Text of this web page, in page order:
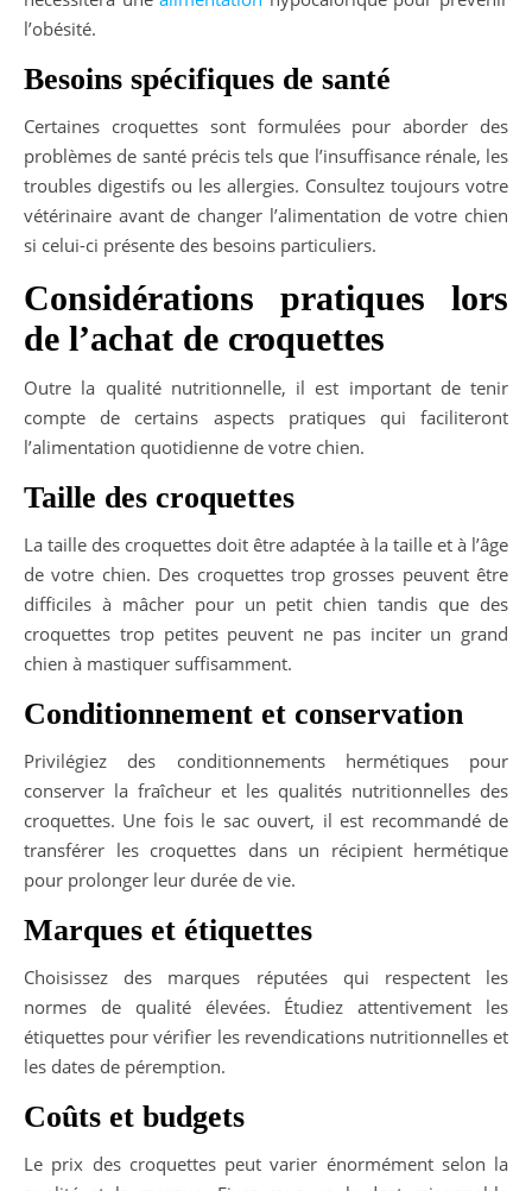
l’obésité.
Besoins spécifiques de santé
Certaines croquettes sont formulées pour aborder des
problèmes de santé précis tels que l’insuffisance rénale, les
troubles digestifs ou les allergies. Consultez toujours votre
vétérinaire avant de changer l’alimentation de votre chien
si celui-ci présente des besoins particuliers.
Considérations pratiques lors
de l’achat de croquettes
Outre la qualité nutritionnelle, il est important de tenir
compte de certains aspects pratiques qui faciliteront
l’alimentation quotidienne de votre chien.
Taille des croquettes
La taille des croquettes doit être adaptée à la taille et à l’âge
de votre chien. Des croquettes trop grosses peuvent être
difficiles à mâcher pour un petit chien tandis que des
croquettes trop petites peuvent ne pas inciter un grand
chien à mastiquer suffisamment.
Conditionnement et conservation
Privilégiez des conditionnements hermétiques pour
conserver la fraîcheur et les qualités nutritionnelles des
croquettes. Une fois le sac ouvert, il est recommandé de
transférer les croquettes dans un récipient hermétique
pour prolonger leur durée de vie.
Marques et étiquettes
Choisissez des marques réputées qui respectent les
normes de qualité élevées. Étudiez attentivement les
étiquettes pour vérifier les revendications nutritionnelles et
les dates de péremption.
Coûts et budgets
Le prix des croquettes peut varier énormément selon la